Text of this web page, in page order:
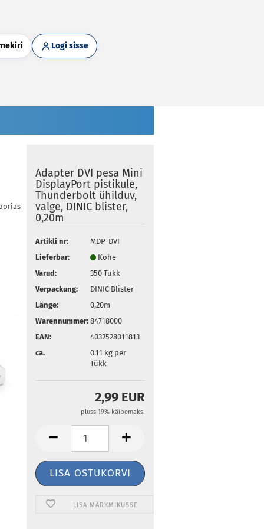
Logi sisse
Adapter DVI pesa Mini
DisplayPort pistikule,
Thunderbolt ühilduv,
valge, DINIC blister,
0,20m
Artikli nr:
MDP-DVI
Lieferbar:
Kohe
Varud:
350 Tükk
Verpackung:
DINIC Blister
Länge:
0,20m
Warennummer: 84718000
EAN:
4032528011813
ca.
0.11 kg per
Tükk
2,99 EUR
pluss 19% käibemaks.
LISA MÄRKMIKUSSE